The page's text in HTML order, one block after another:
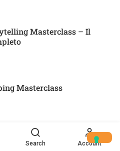
Masterclass – Il
Masterclass
Design Masterclass
Search Account